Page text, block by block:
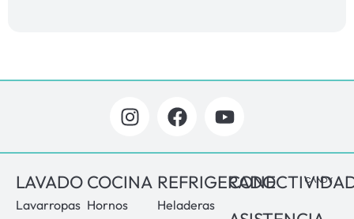
LAVADO
Lavarropas
COCINA
Hornos
REFRIGERADO
Heladeras